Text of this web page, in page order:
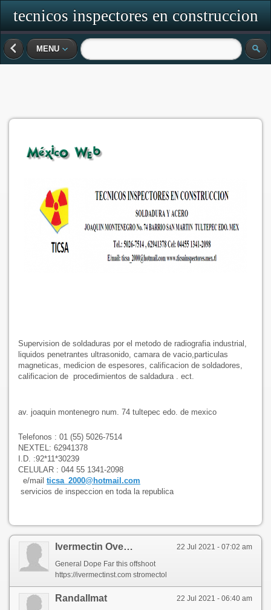
tecnicos inspectores en construccion
soldadura y acero
MENU
Supervision de soldaduras por el metodo de radiografia industrial,
liquidos penetrantes ultrasonido, camara de vacio,particulas
magneticas, medicion de espesores, calificacion de soldadores,
calificacion de procedimientos de saldadura . ect.
av. joaquin montenegro num. 74 tultepec edo. de mexico
Telefonos : 01 (55) 5026-7514
NEXTEL: 62941378
I.D. :92*11*30239
CELULAR : 044 55 1341-2098
e/mail ticsa_2000@hotmail.com
servicios de inspeccion en toda la republica
22 Jul 2021 - 07:02 am
Ivermectin Over The Counter
General Dope Far this offshoot
https://ivermectinst.com stromectol
22 Jul 2021 - 06:40 am
Randallmat